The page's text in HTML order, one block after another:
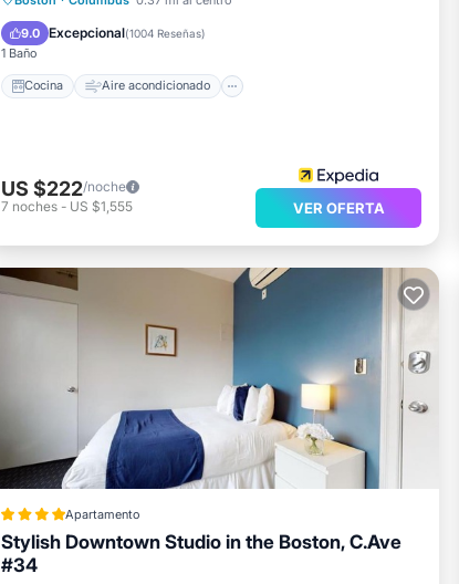
9.0 Excepcional(1004 Reseñas)
1 Baño
Cocina Aire acondicionado
Accesible en silla de ruedas
US $222/noche
7 noches - US $1,555 VER OFERTA
Apartamento
Stylish Downtown Studio in the Boston, C.Ave
#34